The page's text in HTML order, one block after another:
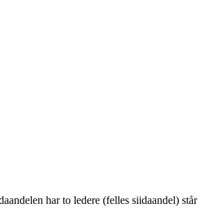
har to ledere (felles siidaandel) står